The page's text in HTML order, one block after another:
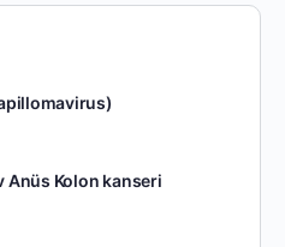
Anüs Kolon kanseri